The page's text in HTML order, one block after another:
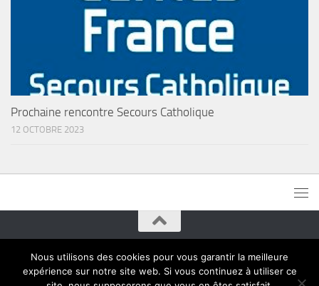
Prochaine rencontre Secours Catholique
12 OCTOBRE 2023
Paroisses de Montreuil © 2015. Tous droits réservés
Nous utilisons des cookies pour vous garantir la meilleure
expérience sur notre site web. Si vous continuez à utiliser ce